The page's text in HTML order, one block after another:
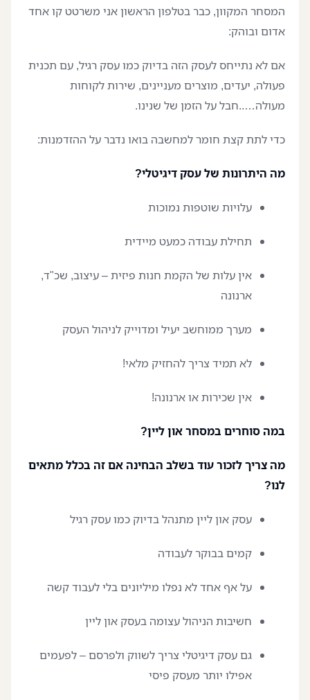
המסחר המקוון, כבר בטלפון הראשון אני משרטט קו אחד
אדום ובוהק:
אם לא נתייחס לעסק הזה בדיוק כמו עסק רגיל, עם תכנית
פעולה, יעדים, מוצרים מעניינים, שירות לקוחות
מעולה…..חבל על הזמן של שנינו.
כדי לתת קצת חומר למחשבה בואו נדבר על ההזדמנות:
מה היתרונות של עסק דיגיטלי?
עלויות שוטפות נמוכות
תחילת עבודה כמעט מיידית
אין עלות של הקמת חנות פיזית – עיצוב, שכ"ד,
ארנונה
מערך ממוחשב יעיל ומדוייק לניהול העסק
לא תמיד צריך להחזיק מלאי!
אין שכירות או ארנונה!
במה סוחרים במסחר און ליין?
מה צריך לזכור עוד בשלב הבחינה אם זה בכלל מתאים
לנו?
עסק און ליין מתנהל בדיוק כמו עסק רגיל
קמים בבוקר לעבודה
על אף אחד לא נפלו מיליונים בלי לעבוד קשה
חשיבות הניהול עצומה בעסק און ליין
גם עסק דיגיטלי צריך לשווק ולפרסם – לפעמים
אפילו יותר מעסק פיסי